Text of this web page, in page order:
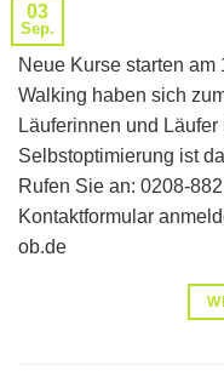
03
Sep.
Neue Kurse starten
Walking haben sich
Läuferinnen und
Selbstoptimierung ist
Rufen Sie an: 0208-
Kontaktformular
ob.de